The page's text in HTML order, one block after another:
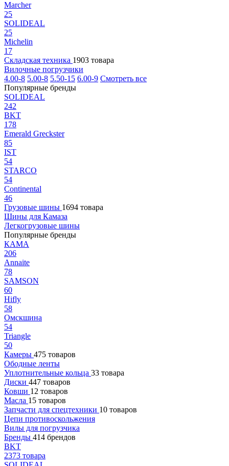
Marcher
25
SOLIDEAL
25
Michelin
17
Складская техника 1903 товара
Вилочные погрузчики
4.00-8 5.00-8 5.50-15 6.00-9 Смотреть все
Популярные бренды
SOLIDEAL
242
BKT
178
Emerald Greckster
85
IST
54
STARCO
54
Continental
46
Грузовые шины 1694 товара
Шины для Камаза
Легкогрузовые шины
Популярные бренды
КАМА
206
Annaite
78
SAMSON
60
Hifly
58
Омскшина
54
Triangle
50
Камеры 475 товаров
Ободные ленты
Уплотнительные кольца 33 товара
Диски 447 товаров
Ковши 12 товаров
Масла 15 товаров
Запчасти для спецтехники 10 товаров
Цепи противоскольжения
Вилы для погрузчика
Бренды 414 брендов
BKT
2373 товара